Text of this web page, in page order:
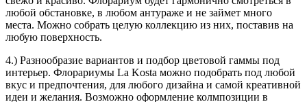
любой обстановке, в любом антураже и не займет много
места. Можно собрать целую коллекцию из них, поставив на
любую поверхность.
4.) Разнообразие вариантов и подбор цветовой гаммы под
интерьер. Флорариумы La Kosta можно подобрать под любой
вкус и предпочтения, для любого дизайна и самой креативной
идеи и желания. Возможно оформление колмпозиции в